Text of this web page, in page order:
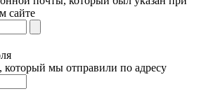
сайте
который мы отправили по адресу